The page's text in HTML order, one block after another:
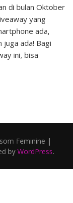
Ricis
x
Lemonilo
Anniversary
Giveaway
di bulan Oktober
yang
ada,
juga ada! Bagi
ini, bisa
Feminine |
by WordPress.